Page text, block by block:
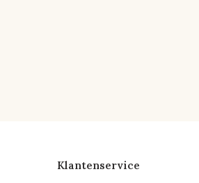
Klantenservice